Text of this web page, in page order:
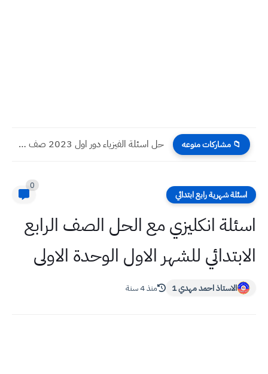
📁 مشاركات منوعه حل اسئلة الفيزياء دور اول 2023 صف ثالث متوسط
اسئلة شهرية رابع ابتدائي
0
اسئلة انكليزي مع الحل الصف الرابع
الابتدائي للشهر الاول الوحدة الاولى
الاستاذ احمد مهدي 1 منذ 4 سنة